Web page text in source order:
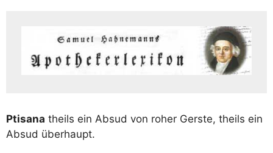
Pti­sa­na theils ein Absud von roher Gers­te, theils ein
Absud überhaupt.